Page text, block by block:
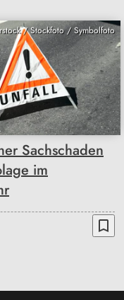
/ Stockfoto / Symbolfoto
Sachschaden
im
bookmark_border